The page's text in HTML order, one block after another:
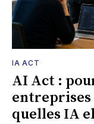
IA ACT
AI Act :
entreprises
quelles IA